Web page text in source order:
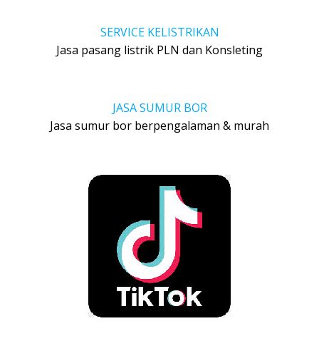
SERVICE KELISTRIKAN
Jasa pasang listrik PLN dan Konsleting
JASA SUMUR BOR
Jasa sumur bor berpengalaman & murah